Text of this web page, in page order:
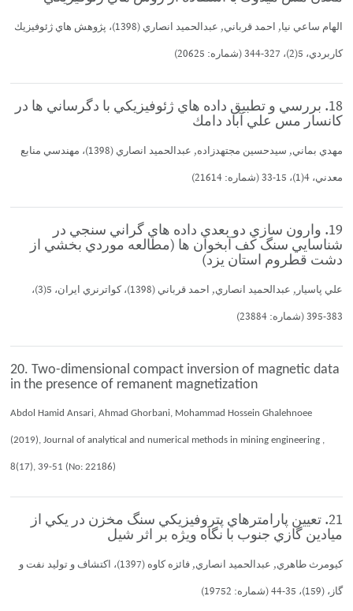
الهام ساعي نيا, احمد قرباني, عبدالحميد انصاري (1398)، پژوهش هاي ژئوفيزيك
كاربردي، 5(2)، 327-344 (شماره: 20625)
18. بررسي و تطبيق داده هاي ژئوفيزيكي با دگرساني ها در
كانسار مس علي آباد دامك
مهدي بماني, سيدحسين مجتهدزاده, عبدالحميد انصاري (1398)، مهندسي منابع
معدني، 4(1)، 15-33 (شماره: 21614)
19. وارون سازي دو بعدي داده هاي گراني سنجي در
شناسايي سنگ كف آبخوان ها (مطالعه موردي بخشي از
دشت قطروم استان يزد)
علي پاسيار, عبدالحميد انصاري, احمد قرباني (1398)، كواترنري ايران، 5(3)،
383-395 (شماره: 23884)
20. Two-dimensional compact inversion of magnetic data
in the presence of remanent magnetization
Abdol Hamid Ansari, Ahmad Ghorbani, Mohammad Hossein Ghalehnoee
(2019), Journal of analytical and numerical methods in mining engineering ,
8(17), 39-51 (No: 22186)
21. تعيين پارامترهاي پتروفيزيكي سنگ مخزن در يكي از
ميادين گازي جنوب با نگاه ويژه بر اثر شيل
كيومرث طاهري, عبدالحميد انصاري, فائزه كاوه (1397)، اكتشاف و توليد نفت و
گاز، (159)، 35-44 (شماره: 19752)